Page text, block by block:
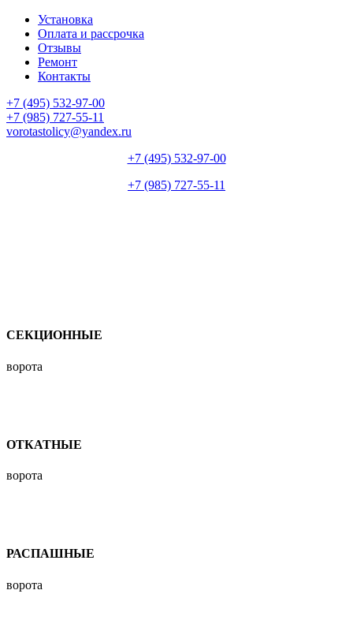
Установка
Оплата и рассрочка
Отзывы
Ремонт
Контакты
+7 (495) 532-97-00
+7 (985) 727-55-11
vorotastolicy@yandex.ru
+7 (495) 532-97-00
+7 (985) 727-55-11
СЕКЦИОННЫЕ
ворота
ОТКАТНЫЕ
ворота
РАСПАШНЫЕ
ворота